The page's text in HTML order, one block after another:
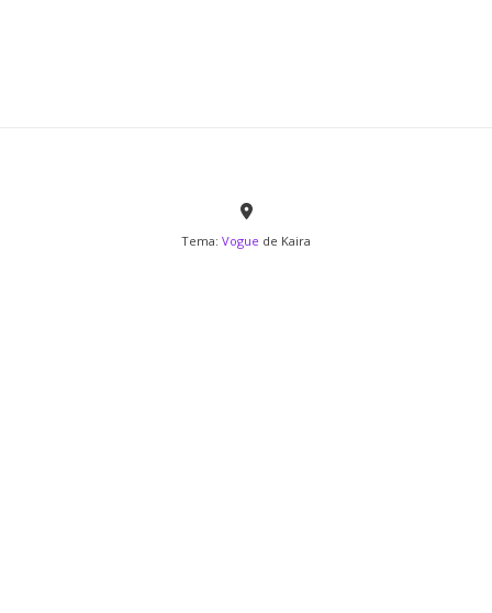
Tema: Vogue de Kaira